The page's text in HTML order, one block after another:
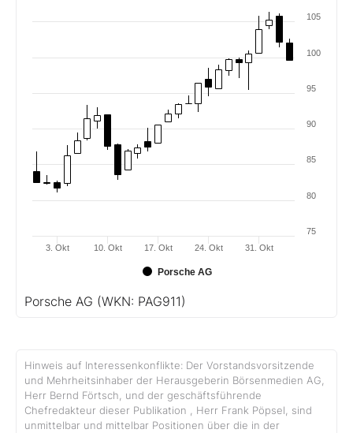
Porsche AG
3. Okt 10. Okt 17. Okt 24. Okt 31. Okt
75
80
85
90
95
100
105
Porsche AG (WKN: PAG911)
Hinweis auf Interessenkonflikte: Der Vorstandsvorsitzende
und Mehrheitsinhaber der Herausgeberin Börsenmedien AG,
Herr Bernd Förtsch, und der geschäftsführende
Chefredakteur dieser Publikation , Herr Frank Pöpsel, sind
unmittelbar und mittelbar Positionen über die in der